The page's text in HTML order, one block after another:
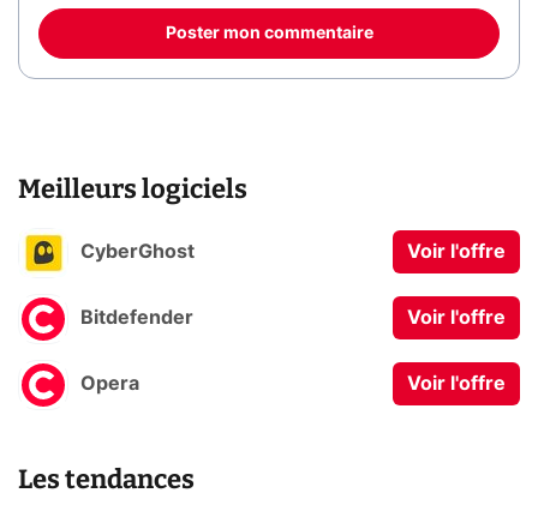
Poster mon commentaire
Meilleurs logiciels
CyberGhost Voir l'offre
Bitdefender Voir l'offre
Opera Voir l'offre
Les tendances